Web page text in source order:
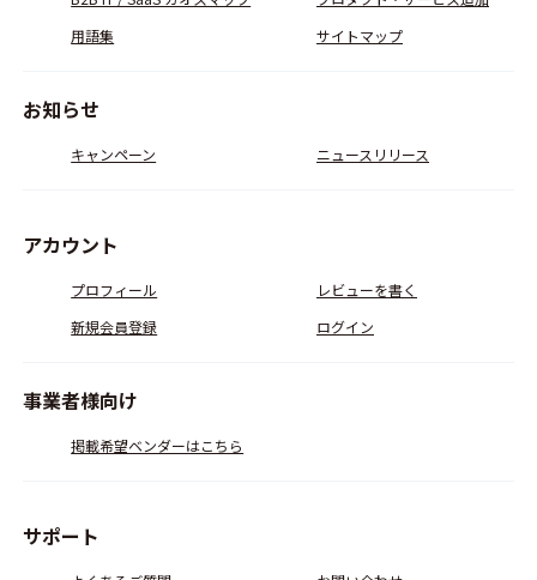
用語集
サイトマップ
お知らせ
キャンペーン ニュースリリース
アカウント
プロフィール
レビューを書く
新規会員登録
ログイン
事業者様向け
掲載希望ベンダーはこちら
サポート